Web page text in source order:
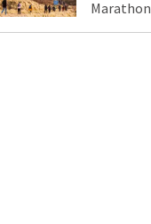
Marathon